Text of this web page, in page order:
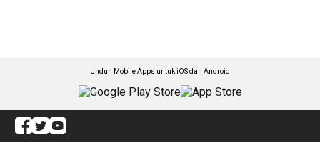
Unduh Mobile Apps untuk iOS dan Android